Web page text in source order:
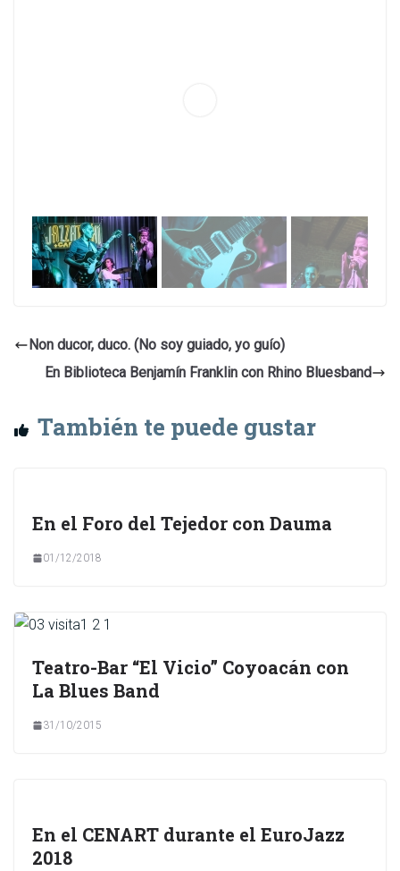
Non ducor, duco. (No soy guiado, yo guío)
En Biblioteca Benjamín Franklin con Rhino Bluesband
También te puede gustar
En el Foro del Tejedor con Dauma
01/12/2018
Teatro-Bar “El Vicio” Coyoacán con
La Blues Band
31/10/2015
En el CENART durante el EuroJazz
2018